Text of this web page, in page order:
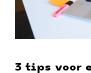
3 tips voor